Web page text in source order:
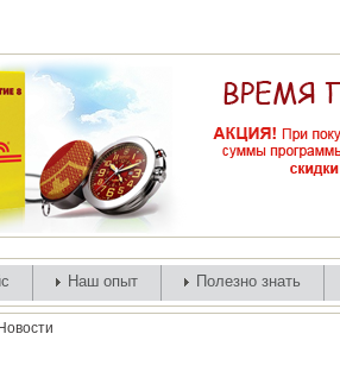
Наш опыт Полезно знать
Новости